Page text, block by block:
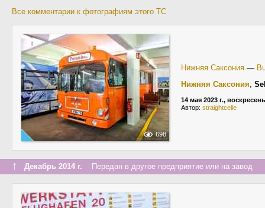
Все комментарии к фотографиям этого ТС
698
Нижняя Саксония —
Нижняя Саксония,
14 мая 2023 г.,
Автор: straightcelle
↑ Декабрь 2014 г. Передан в другое предприятие или на завод